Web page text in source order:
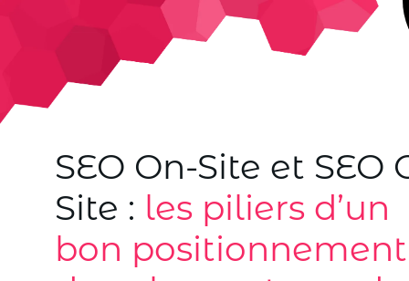
SEO On-Site et SEO
Site : les piliers d’un
bon positionnement